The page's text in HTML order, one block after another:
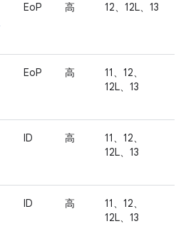
EoP 高 12、12L、13
EoP 高
11、12、
12L、13
ID 高
11、12、
12L、13
ID 高
11、12、
12L、13